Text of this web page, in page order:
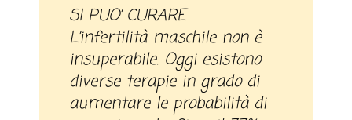
SI PUO’ CURARE
L’infertilità maschile non è
insuperabile. Oggi esistono
diverse terapie in grado di
aumentare le probabilità di